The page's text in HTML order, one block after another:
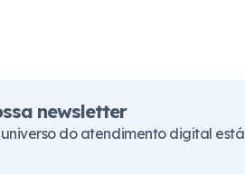
newsletter
do atendimento digital está